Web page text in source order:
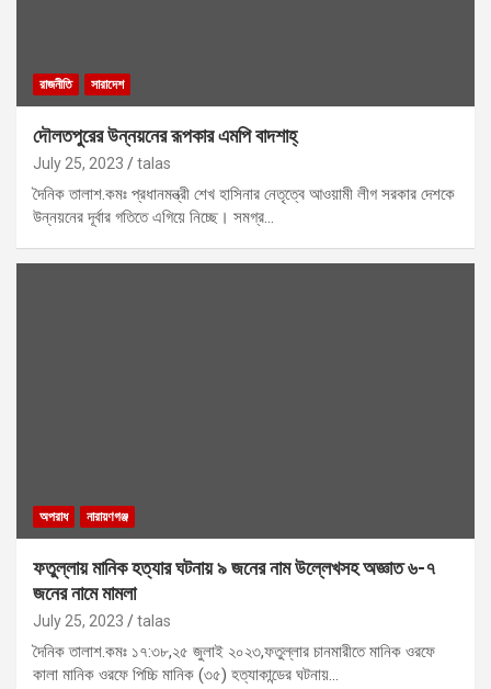
রাজনীতি সারাদেশ
দৌলতপুরের উন্নয়নের রূপকার এমপি বাদশাহ্
July 25, 2023 talas
দৈনিক তালাশ.কমঃ প্রধানমন্ত্রী শেখ হাসিনার নেতৃত্বে আওয়ামী লীগ সরকার দেশকে
উন্নয়নের দূর্বার গতিতে এগিয়ে নিচ্ছে। সমগ্র…
অপরাধ নারায়ণগঞ্জ
ফতুল্লায় মানিক হত্যার ঘটনায় ৯ জনের নাম উল্লেখসহ অজ্ঞাত ৬-৭
জনের নামে মামলা
July 25, 2023 talas
দৈনিক তালাশ.কমঃ ১৭:৩৮,২৫ জুলাই ২০২৩,ফতুল্লার চানমারীতে মানিক ওরফে
কালা মানিক ওরফে পিচ্চি মানিক (৩৫) হত্যাকান্ডের ঘটনায়…